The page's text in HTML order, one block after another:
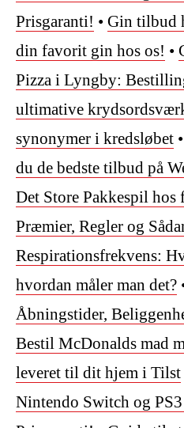
Prisgaranti! • Gin tilbud
din favorit gin hos os! •
Pizza i Lyngby:
ultimative
synonymer i kredsløbet •
du de bedste tilbud på
Det Store Pakkespil
Præmier, Regler og
Respirationsfrekvens:
hvordan måler man det?
Åbningstider,
Bestil McDonalds mad
leveret til dit hjem i Tilst
Nintendo Switch og